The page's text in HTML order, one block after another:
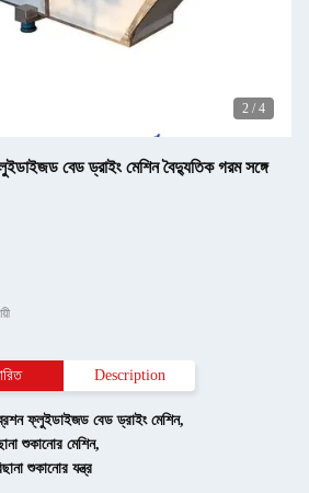
2 / 4
বেড ড্রাইং মেশিন বৈদ্যুতিক গরম সঙ্গে
Description
ফ্লুইডাইজড বেড ড্রাইং মেশিন,
শুকানোর মেশিন,
শুকানোর যন্ত্র